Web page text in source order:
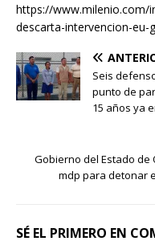
https://www.milenio.com/
descarta-intervencion-eu-
Seis
punto de
15 años ya
Gobierno del Estado de
mdp para detonar
SÉ EL PRIMERO EN